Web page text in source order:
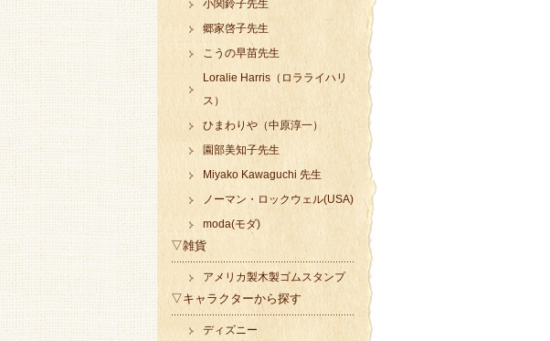
小関鈴子先生
郷家啓子先生
こうの早苗先生
Loralie Harris（ロラライハリ
ス）
ひまわりや（中原淳一）
園部美知子先生
Miyako Kawaguchi 先生
ノーマン・ロックウェル(USA)
moda(モダ)
▽雑貨
アメリカ製木製ゴムスタンプ
▽キャラクターから探す
ディズニー